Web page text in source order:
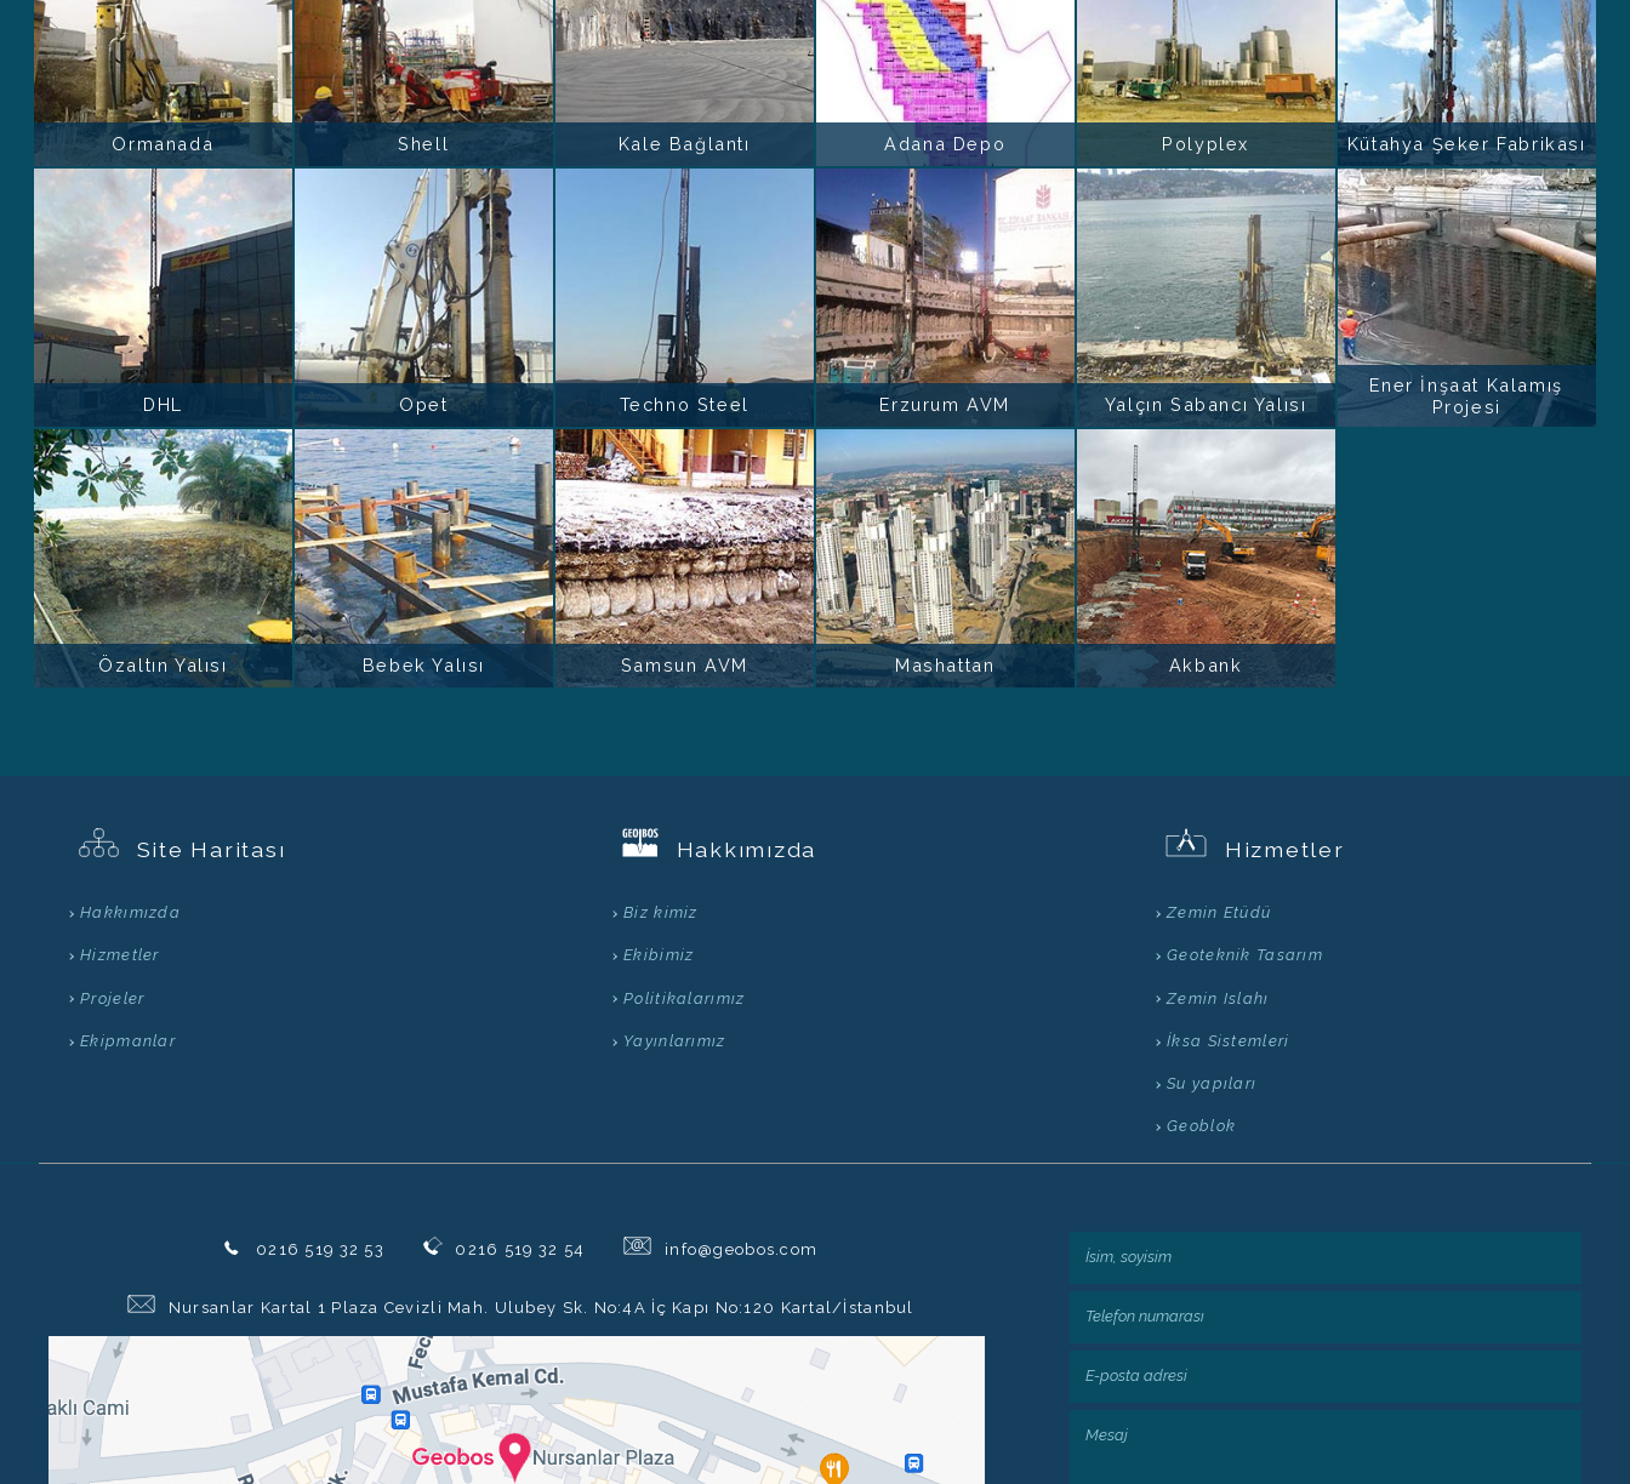
Ormanada Shell Kale Bağlantı Adana Depo Polyplex Kütahya Şeker Fabrikası
DHL Opet Techno Steel Erzurum AVM Yalçın Sabancı Yalısı
Ener İnşaat Kalamış
Projesi
Özaltın Yalısı Bebek Yalısı Samsun AVM Mashattan Akbank
Site Haritası
Hakkımızda
Hizmetler
Projeler
Ekipmanlar
Hakkımızda
Biz kimiz
Ekibimiz
Politikalarımız
Yayınlarımız
Hizmetler
Zemin Etüdü
Geoteknik Tasarım
Zemin Islahı
İksa Sistemleri
Su yapıları
Geoblok
0216 519 32 53 0216 519 32 54 @ info@geobos.com
Nursanlar Kartal 1 Plaza Cevizli Mah. Ulubey Sk. No:4A İç Kapı No:120 Kartal/İstanbul